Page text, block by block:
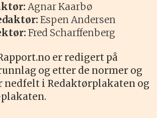
Agnar Kaarbø
Espen Andersen
Fred Scharffenberg
er redigert på
og etter de normer og
nedfelt i Redaktørplakaten og